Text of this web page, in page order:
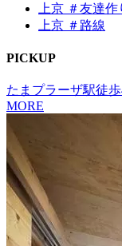
上京 ＃友達作
上京 ＃路線
PICKUP
たまプラーザ駅徒
MORE